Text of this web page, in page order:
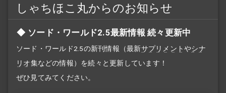
しゃちほこ丸からのお知らせ
ソード・ワールド2.5最新情報 続々更新中
ソード・ワールド2.5の新刊情報（最新サプリメントやシナ
リオ集などの情報）を続々と更新しています！
ぜひ見てみてください。